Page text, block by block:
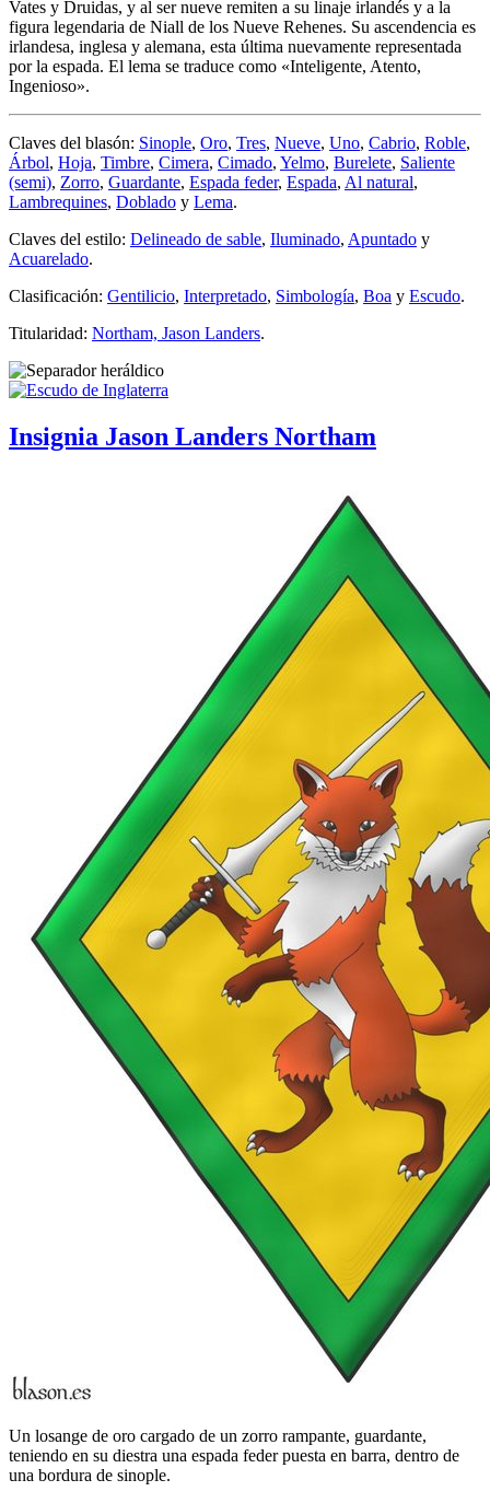
Vates y Druidas, y al ser nueve remiten a su linaje irlandés y a la
figura legendaria de Niall de los Nueve Rehenes. Su ascendencia es
irlandesa, inglesa y alemana, esta última nuevamente representada
por la espada. El lema se traduce como «Inteligente, Atento,
Ingenioso».
Claves del blasón: Sinople, Oro, Tres, Nueve, Uno, Cabrio, Roble,
Árbol, Hoja, Timbre, Cimera, Cimado, Yelmo, Burelete, Saliente
(semi), Zorro, Guardante, Espada feder, Espada, Al natural,
Lambrequines, Doblado y Lema.
Claves del estilo: Delineado de sable, Iluminado, Apuntado y
Acuarelado.
Clasificación: Gentilicio, Interpretado, Simbología, Boa y Escudo.
Titularidad: Northam, Jason Landers.
Insignia Jason Landers Northam
Un losange de oro cargado de un zorro rampante, guardante,
teniendo en su diestra una espada feder puesta en barra, dentro de
una bordura de sinople.